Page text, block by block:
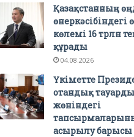
Қазақстанның
өнеркәсібіндегі
көлемі 16 трлн
құрады
04.08.2026
Үкіметте
отандық
жөніндегі
асырылу барысы